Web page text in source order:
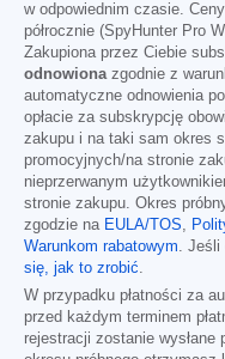
w odpowiednim czasie.
półrocznie (SpyHunter Pro
Zakupiona przez Ciebie
odnowionazgodnie z
automatyczne odnowienia
opłacie za subskrypcję
zakupu i na taki sam okres
promocyjnych/na stronie
nieprzerwanym
stronie zakupu. Okres
zgodzie na EULA/TOS,
Warunkom rabatowym. Jeśli
się, jak to zrobić.
W przypadku płatności za
przed każdym terminem
rejestracji zostanie